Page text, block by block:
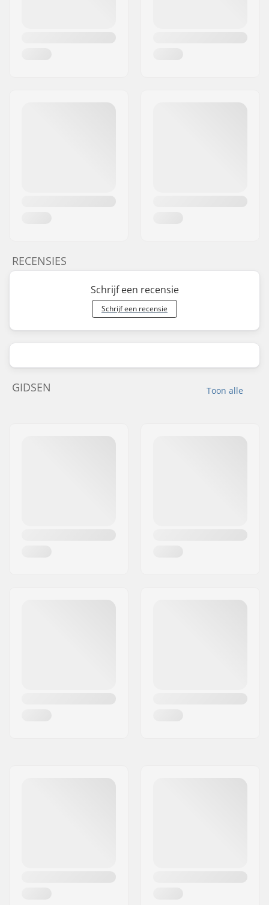
RECENSIES
Schrijf een recensie
Schrijf een recensie
Toon alle
GIDSEN